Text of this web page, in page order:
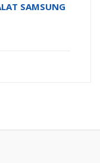
SAMSUNG